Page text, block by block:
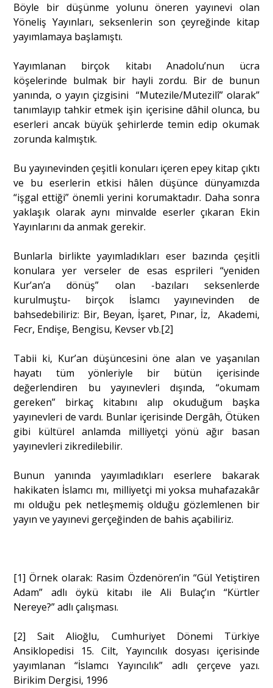
Böyle bir düşünme yolunu öneren yayınevi olan
Yöneliş Yayınları, seksenlerin son çeyreğinde kitap
yayımlamaya başlamıştı.
Yayımlanan birçok kitabı Anadolu’nun ücra
köşelerinde bulmak bir hayli zordu. Bir de bunun
yanında, o yayın çizgisini “Mutezile/Mutezilî” olarak”
tanımlayıp tahkir etmek işin içerisine dâhil olunca, bu
eserleri ancak büyük şehirlerde temin edip okumak
zorunda kalmıştık.
Bu yayınevinden çeşitli konuları içeren epey kitap çıktı
ve bu eserlerin etkisi hâlen düşünce dünyamızda
“işgal ettiği” önemli yerini korumaktadır. Daha sonra
yaklaşık olarak aynı minvalde eserler çıkaran Ekin
Yayınlarını da anmak gerekir.
Bunlarla birlikte yayımladıkları eser bazında çeşitli
konulara yer verseler de esas esprileri “yeniden
Kur’an’a dönüş” olan -bazıları seksenlerde
kurulmuştu- birçok İslamcı yayınevinden de
bahsedebiliriz: Bir, Beyan, İşaret, Pınar, İz, Akademi,
Fecr, Endişe, Bengisu, Kevser vb.[2]
Tabii ki, Kur’an düşüncesini öne alan ve yaşanılan
hayatı tüm yönleriyle bir bütün içerisinde
değerlendiren bu yayınevleri dışında, “okumam
gereken” birkaç kitabını alıp okuduğum başka
yayınevleri de vardı. Bunlar içerisinde Dergâh, Ötüken
gibi kültürel anlamda milliyetçi yönü ağır basan
yayınevleri zikredilebilir.
Bunun yanında yayımladıkları eserlere bakarak
hakikaten İslamcı mı, milliyetçi mi yoksa muhafazakâr
mı olduğu pek netleşmemiş olduğu gözlemlenen bir
yayın ve yayınevi gerçeğinden de bahis açabiliriz.
[1] Örnek olarak: Rasim Özdenören’in “Gül Yetiştiren
Adam” adlı öykü kitabı ile Ali Bulaç’ın “Kürtler
Nereye?” adlı çalışması.
[2] Sait Alioğlu, Cumhuriyet Dönemi Türkiye
Ansiklopedisi 15. Cilt, Yayıncılık dosyası içerisinde
yayımlanan “İslamcı Yayıncılık” adlı çerçeve yazı.
Birikim Dergisi, 1996